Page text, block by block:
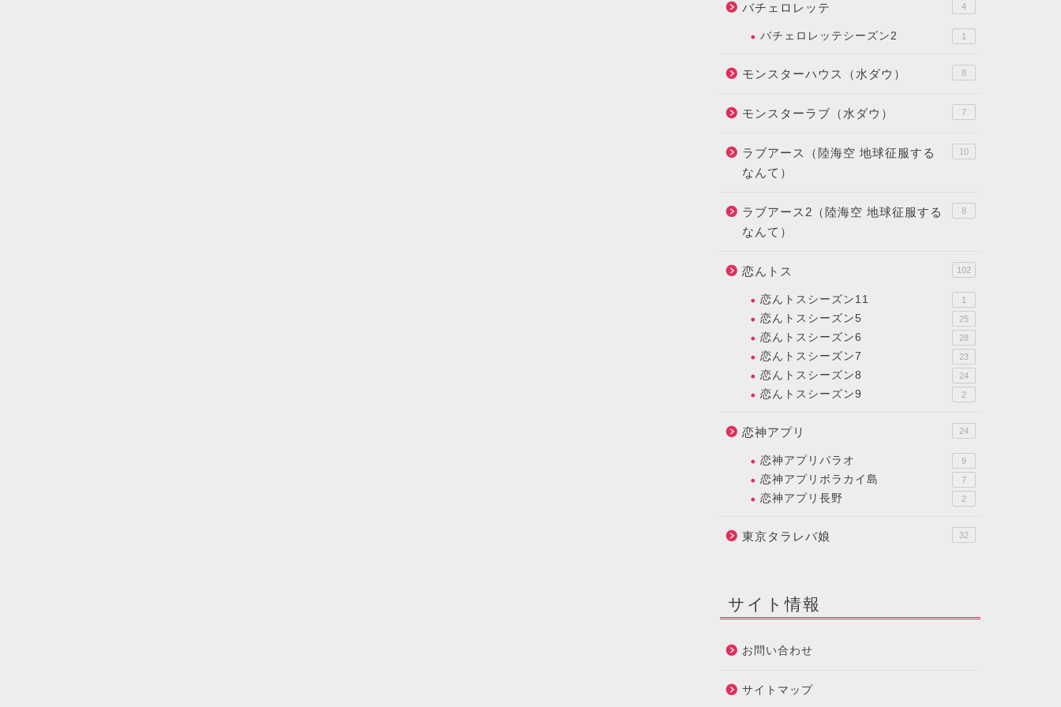
バチェロレッテ 4
バチェロレッテシーズン2 1
モンスターハウス（水ダウ） 8
モンスターラブ（水ダウ） 7
ラブアース（陸海空 地球征服する
なんて）
10
ラブアース2（陸海空 地球征服する
なんて）
8
恋んトス 102
恋んトスシーズン11 1
恋んトスシーズン5 25
恋んトスシーズン6 28
恋んトスシーズン7 23
恋んトスシーズン8 24
恋んトスシーズン9 2
恋神アプリ 24
恋神アプリパラオ 9
恋神アプリボラカイ島 7
恋神アプリ長野 2
東京タラレバ娘 32
サイト情報
お問い合わせ
サイトマップ